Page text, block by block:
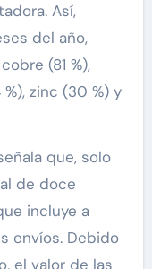
Así,
del año,
(81 %),
%), zinc (30 %) y
que, solo
de doce
incluye a
envíos. Debido
el valor de las